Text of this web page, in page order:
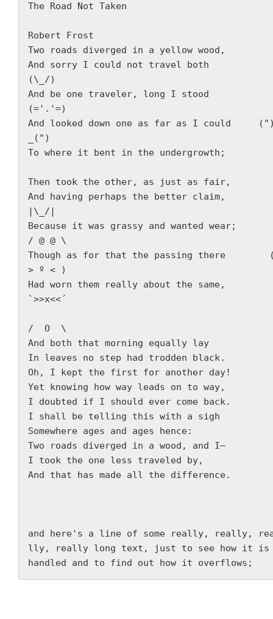
The Road Not Taken
Robert Frost
Two roads diverged in a yellow wood,
And sorry I could not travel both
(\_/)
And be one traveler, long I stood
(='.'=)
And looked down one as far as I could
_(")
To where it bent in the undergrowth;
Then took the other, as just as fair,
And having perhaps the better claim,
|\_/|
Because it was grassy and wanted wear;
/ @ @ \
Though as for that the passing there
> º < )
Had worn them really about the same,
`>>x<<´
/  O  \
And both that morning equally lay
In leaves no step had trodden black.
Oh, I kept the first for another day!
Yet knowing how way leads on to way,
I doubted if I should ever come back.
I shall be telling this with a sigh
Somewhere ages and ages hence:
Two roads diverged in a wood, and I—
I took the one less traveled by,
And that has made all the difference.
and here's a line of some really, really,
lly, really long text, just to see how it is
handled and to find out how it overflows;